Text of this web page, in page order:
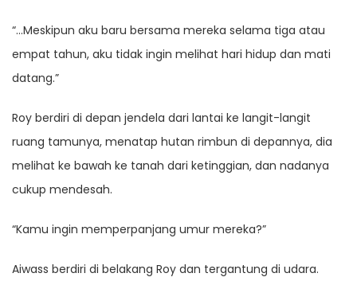
“…Meskipun aku baru bersama mereka selama tiga atau
empat tahun, aku tidak ingin melihat hari hidup dan mati
datang.”
Roy berdiri di depan jendela dari lantai ke langit-langit
ruang tamunya, menatap hutan rimbun di depannya, dia
melihat ke bawah ke tanah dari ketinggian, dan nadanya
cukup mendesah.
“Kamu ingin memperpanjang umur mereka?”
Aiwass berdiri di belakang Roy dan tergantung di udara.